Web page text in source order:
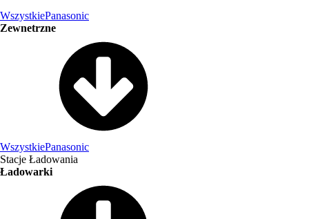
WszystkiePanasonic
Zewnetrzne
WszystkiePanasonic
Stacje Ładowania
Ładowarki